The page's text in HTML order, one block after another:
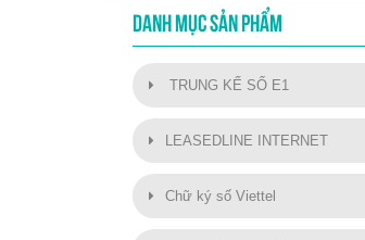
DANH MỤC SẢN PHẨM
TRUNG KẾ SỐ E1
LEASEDLINE INTERNET
Chữ ký số Viettel